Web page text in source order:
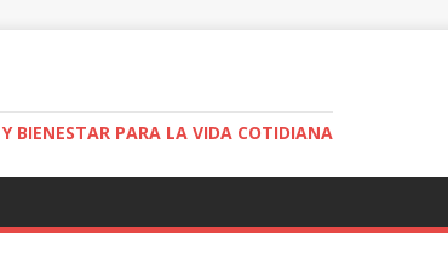
BIENESTAR PARA LA VIDA COTIDIANA